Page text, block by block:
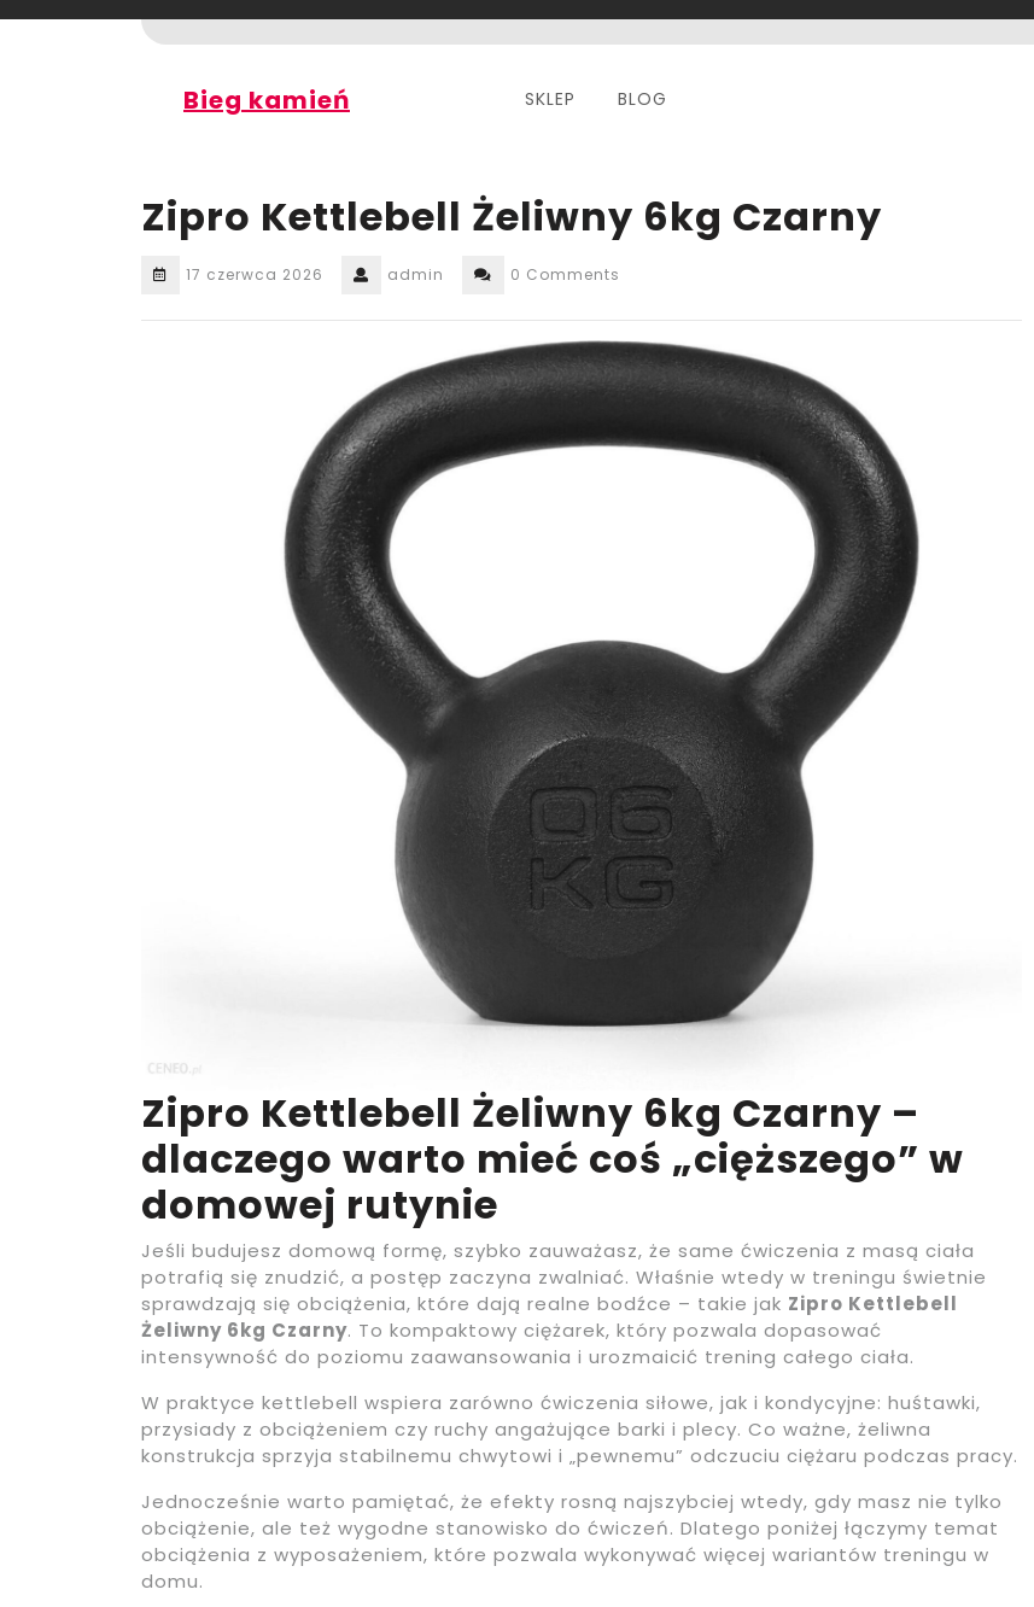
Bieg kamień SKLEP BLOG
Zipro Kettlebell Żeliwny 6kg Czarny
17 czerwca 2026 admin 0 Comments
Zipro Kettlebell Żeliwny 6kg Czarny –
dlaczego warto mieć coś „cięższego” w
domowej rutynie
Jeśli budujesz domową formę, szybko zauważasz, że same ćwiczenia z masą ciała
potrafią się znudzić, a postęp zaczyna zwalniać. Właśnie wtedy w treningu świetnie
sprawdzają się obciążenia, które dają realne bodźce – takie jak Zipro Kettlebell
Żeliwny 6kg Czarny. To kompaktowy ciężarek, który pozwala dopasować
intensywność do poziomu zaawansowania i urozmaicić trening całego ciała.
W praktyce kettlebell wspiera zarówno ćwiczenia siłowe, jak i kondycyjne: huśtawki,
przysiady z obciążeniem czy ruchy angażujące barki i plecy. Co ważne, żeliwna
konstrukcja sprzyja stabilnemu chwytowi i „pewnemu” odczuciu ciężaru podczas pracy.
Jednocześnie warto pamiętać, że efekty rosną najszybciej wtedy, gdy masz nie tylko
obciążenie, ale też wygodne stanowisko do ćwiczeń. Dlatego poniżej łączymy temat
obciążenia z wyposażeniem, które pozwala wykonywać więcej wariantów treningu w
domu.